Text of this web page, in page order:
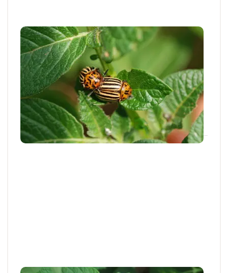
Articles et actus techniques
Pomme de terre : bien appréhender
l'arrivée des doryphores
Les adultes de doryphores sont présents dans les
parcelles depuis plusieurs semaines et...
25 JUIN 2026